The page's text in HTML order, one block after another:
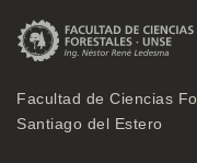
Facultad de Ciencias
Santiago del Estero